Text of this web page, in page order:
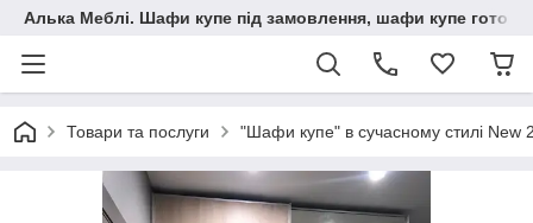
Алька Меблі. Шафи купе під замовлення, шафи купе готові,
Товари та послуги "Шафи купе" в сучасному стилі New